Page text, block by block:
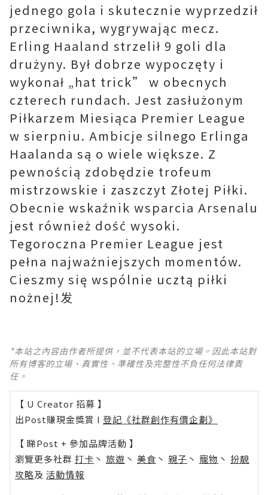
jednego gola i skutecznie wyprzedził
przeciwnika, wygrywając mecz.
Erling Haaland strzelił 9 goli dla
drużyny. Był dobrze wypoczęty i
wykonał „hat trick” w obecnych
czterech rundach. Jest zasłużonym
Piłkarzem Miesiąca Premier League
w sierpniu. Ambicje silnego Erlinga
Haalanda są o wiele większe. Z
pewnością zdobędzie trofeum
mistrzowskie i zaszczyt Złotej Piłki.
Obecnie wskaźnik wsparcia Arsenalu
jest również dość wysoki.
Tegoroczna Premier League jest
pełna najważniejszych momentów.
Cieszmy się wspólnie ucztą piłki
nożnej!发
*本站之內容由作者所提供，並不代表本站的立場。因此本站對
所有博客的立場、真實性、準確性及完整性不負任何法律責
任。
【 U Creator 招募 】
出Post賺現金獎賞 l 登記《社群創作有價企劃》
【 睇Post + 參加品牌活動 】
瀏覽更多社群 打卡 丶 旅遊 丶 美食 丶 親子 丶 寵物 丶 扮靚
攻略及 活動情報